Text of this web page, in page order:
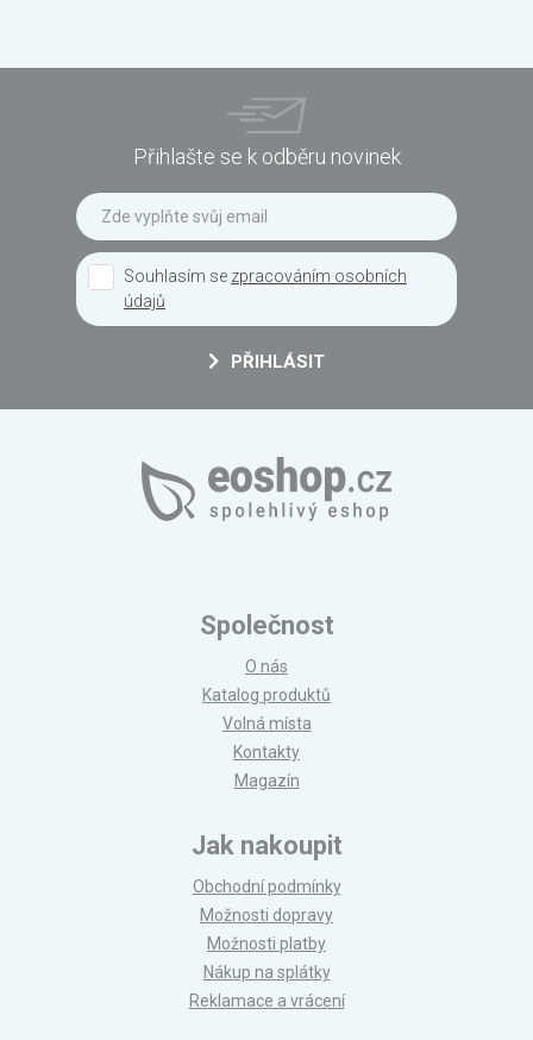
Přihlašte se k odběru novinek
Souhlasím se zpracováním osobních
údajů
PŘIHLÁSIT
Společnost
O nás
Katalog produktů
Volná místa
Kontakty
Magazín
Jak nakoupit
Obchodní podmínky
Možnosti dopravy
Možnosti platby
Nákup na splátky
Reklamace a vrácení